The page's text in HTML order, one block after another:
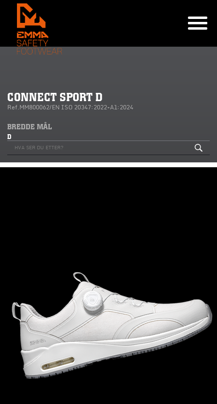
CONNECT SPORT D
Ref.MM800062/EN ISO 20347:2022+A1:2024
BREDDE MÅL
D